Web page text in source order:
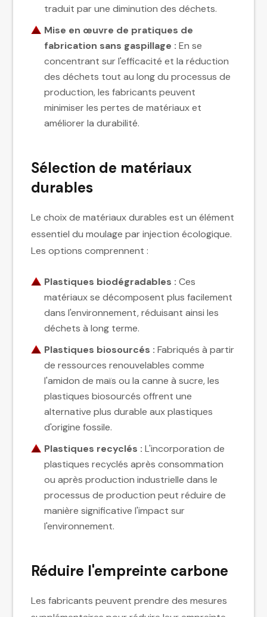
traduit par une diminution des déchets.
Mise en œuvre de pratiques de
fabrication sans gaspillage : En se
concentrant sur l'efficacité et la réduction
des déchets tout au long du processus de
production, les fabricants peuvent
minimiser les pertes de matériaux et
améliorer la durabilité.
Sélection de matériaux
durables
Le choix de matériaux durables est un élément
essentiel du moulage par injection écologique.
Les options comprennent :
Plastiques biodégradables : Ces
matériaux se décomposent plus facilement
dans l'environnement, réduisant ainsi les
déchets à long terme.
Plastiques biosourcés : Fabriqués à partir
de ressources renouvelables comme
l'amidon de maïs ou la canne à sucre, les
plastiques biosourcés offrent une
alternative plus durable aux plastiques
d'origine fossile.
Plastiques recyclés : L'incorporation de
plastiques recyclés après consommation
ou après production industrielle dans le
processus de production peut réduire de
manière significative l'impact sur
l'environnement.
Réduire l'empreinte carbone
Les fabricants peuvent prendre des mesures